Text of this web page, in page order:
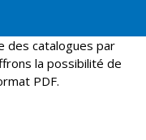
des catalogues par
la possibilité de
PDF.